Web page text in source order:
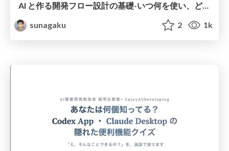
AI と作る開発フロー設計の基礎-いつ何を使い、どう仕組みを構築するか
sunagaku
2 1k